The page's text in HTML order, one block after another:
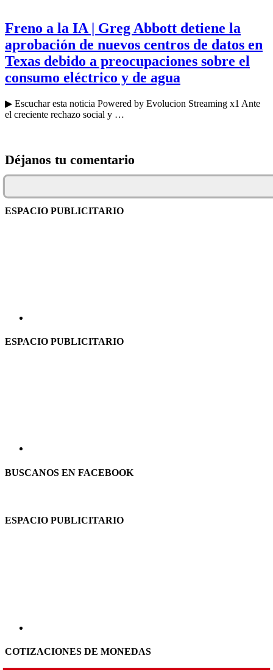
Freno a la IA | Greg Abbott detiene la
aprobación de nuevos centros de datos en
Texas debido a preocupaciones sobre el
consumo eléctrico y de agua
▶ Escuchar esta noticia Powered by Evolucion Streaming x1 Ante
el creciente rechazo social y …
Déjanos tu comentario
ESPACIO PUBLICITARIO
ESPACIO PUBLICITARIO
BUSCANOS EN FACEBOOK
ESPACIO PUBLICITARIO
COTIZACIONES DE MONEDAS